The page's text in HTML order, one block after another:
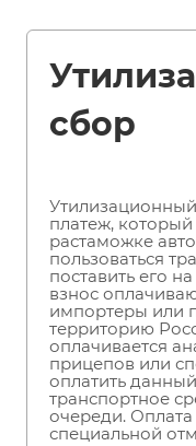
сбор
платеж,
растаможке
пользоваться
поставить его
взнос
импортеры или
территорию
оплачивается
прицепов или
оплатить
транспортное
очереди.
специальной